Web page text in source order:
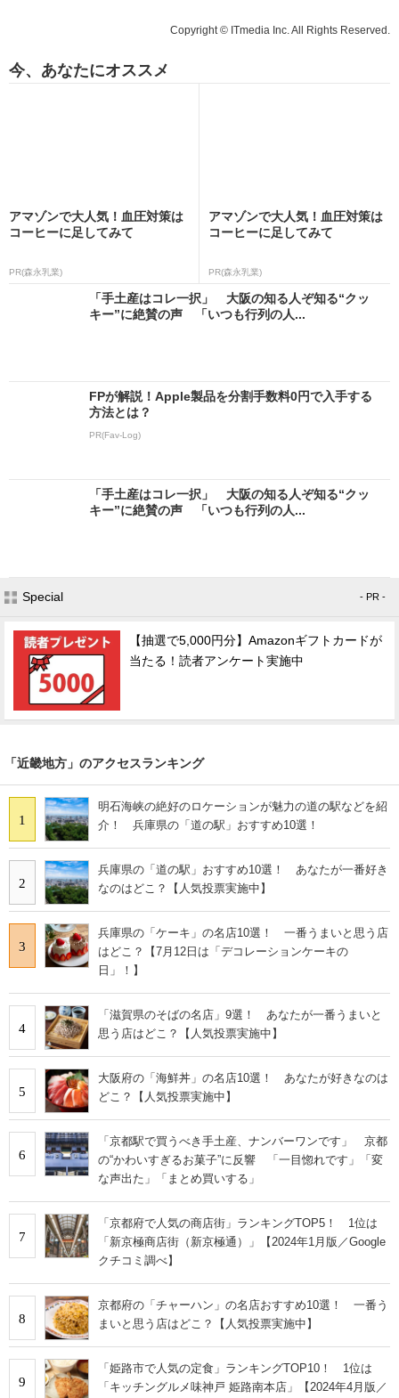
Copyright © ITmedia Inc. All Rights Reserved.
今、あなたにオススメ
アマゾンで大人気！血圧対策は
コーヒーに足してみて
PR(森永乳業)
アマゾンで大人気！血圧対策は
コーヒーに足してみて
PR(森永乳業)
「手土産はコレ一択」 大阪の知る人ぞ知る“クッ
キー”に絶賛の声 「いつも行列の人...
FPが解説！Apple製品を分割手数料0円で入手する
方法とは？
PR(Fav-Log)
「手土産はコレ一択」 大阪の知る人ぞ知る“クッ
キー”に絶賛の声 「いつも行列の人...
Special - PR -
【抽選で5,000円分】Amazonギフトカードが
当たる！読者アンケート実施中
「近畿地方」のアクセスランキング
1
明石海峡の絶好のロケーションが魅力の道の駅などを紹
介！ 兵庫県の「道の駅」おすすめ10選！
2
兵庫県の「道の駅」おすすめ10選！ あなたが一番好き
なのはどこ？【人気投票実施中】
3
兵庫県の「ケーキ」の名店10選！ 一番うまいと思う店
はどこ？【7月12日は「デコレーションケーキの
日」！】
4
「滋賀県のそばの名店」9選！ あなたが一番うまいと
思う店はどこ？【人気投票実施中】
5
大阪府の「海鮮丼」の名店10選！ あなたが好きなのは
どこ？【人気投票実施中】
6
「京都駅で買うべき手土産、ナンバーワンです」 京都
の“かわいすぎるお菓子”に反響 「一目惚れです」「変
な声出た」「まとめ買いする」
7
「京都府で人気の商店街」ランキングTOP5！ 1位は
「新京極商店街（新京極通）」【2024年1月版／Google
クチコミ調べ】
8
京都府の「チャーハン」の名店おすすめ10選！ 一番う
まいと思う店はどこ？【人気投票実施中】
9
「姫路市で人気の定食」ランキングTOP10！ 1位は
「キッチングルメ味神戸 姫路南本店」【2024年4月版／